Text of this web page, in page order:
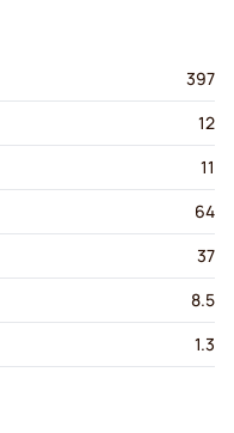
397
12
11
64
37
8.5
1.3